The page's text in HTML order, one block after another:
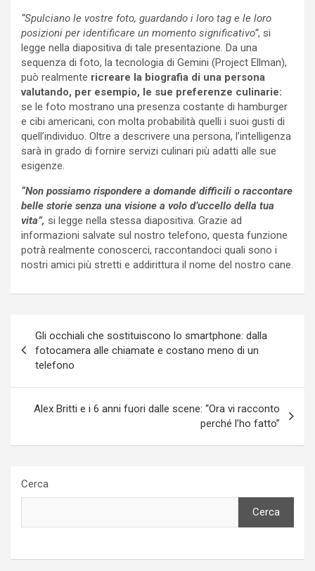
“Spulciano le vostre foto, guardando i loro tag e le loro
posizioni per identificare un momento significativo”, si
legge nella diapositiva di tale presentazione. Da una
sequenza di foto, la tecnologia di Gemini (Project Ellman),
può realmente ricreare la biografia di una persona
valutando, per esempio, le sue preferenze culinarie:
se le foto mostrano una presenza costante di hamburger
e cibi americani, con molta probabilità quelli i suoi gusti di
quell’individuo. Oltre a descrivere una persona, l’intelligenza
sarà in grado di fornire servizi culinari più adatti alle sue
esigenze.
“Non possiamo rispondere a domande difficili o raccontare
belle storie senza una visione a volo d’uccello della tua
vita”, si legge nella stessa diapositiva. Grazie ad
informazioni salvate sul nostro telefono, questa funzione
potrà realmente conoscerci, raccontandoci quali sono i
nostri amici più stretti e addirittura il nome del nostro cane.
articoli
Gli occhiali che sostituiscono lo smartphone: dalla
fotocamera alle chiamate e costano meno di un
telefono
Alex Britti e i 6 anni fuori dalle scene: “Ora vi racconto
perché l’ho fatto”
Cerca
Cerca